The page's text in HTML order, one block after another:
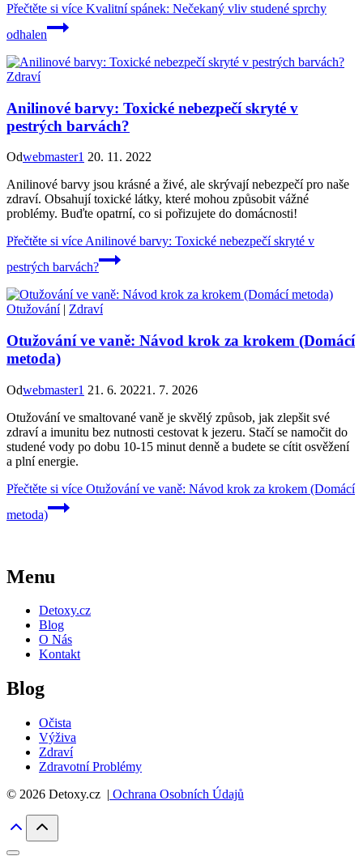
Přečtěte si více Kvalitní spánek: Nečekaný vliv studené sprchy
odhalen
Zdraví
Anilinové barvy: Toxické nebezpečí skryté v
pestrých barvách?
Odwebmaster1 20. 11. 2022
Anilinové barvy jsou krásné a živé, ale skrývají nebezpečí pro naše
zdraví. Obsahují toxické látky, které mohou způsobit vážné
problémy. Buďte opatrní, co si pořizujete do domácnosti!
Přečtěte si více Anilinové barvy: Toxické nebezpečí skryté v
pestrých barvách?
Otužování| Zdraví
Otužování ve vaně: Návod krok za krokem (Domácí
metoda)
Odwebmaster1 21. 6. 20221. 7. 2026
Otužování ve smaltované vaně je skvělý způsob, jak zlepšit své
zdraví a imunitu bez nutnosti cestovat k jezeru. Stačí se namočit do
studené vody po dobu 10-15 minut denně a budete se cítit osvěžení
a plní energie.
Přečtěte si více Otužování ve vaně: Návod krok za krokem (Domácí
metoda)
Menu
Detoxy.cz
Blog
O Nás
Kontakt
Blog
Očista
Výživa
Zdraví
Zdravotní Problémy
© 2026 Detoxy.cz | Ochrana Osobních Údajů